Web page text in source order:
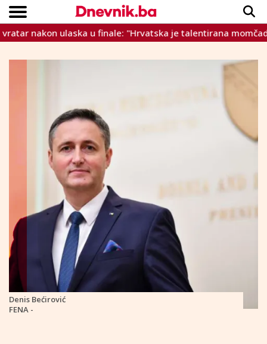
VIJESTI
SPORT
INTERVIEW
TEME
CRNA KRONIKA
LIFESTYLE
Copyright © Dnevnik.ba 2023.
ulaska u finale: "Hrvatska je talentirana momčad.
Denis Bećirović
FENA -